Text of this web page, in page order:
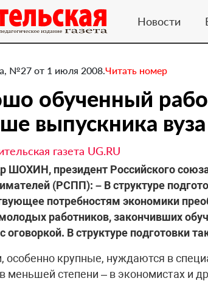
Новости
№27 от 1 июля 2008.Читать номер
обученный
выпускника вуза
газета UG.RU
ШОХИН, президент Российского
(РСПП): – В структуре
потребностям экономики
работников, закончивших
оговоркой. В структуре подготовки
особенно крупные, нуждаются в
меньшей степени – в экономистах и